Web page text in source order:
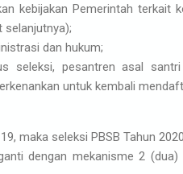
kebijakan Pemerintah terkait
selanjutnya);
dan hukum;
seleksi, pesantren asal
untuk kembali
maka seleksi PBSB Tahun
dengan mekanisme 2 (dua)